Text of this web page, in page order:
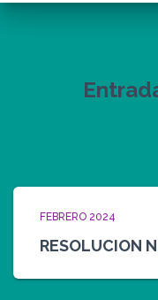
FEBRERO 2024
RESOLUCION